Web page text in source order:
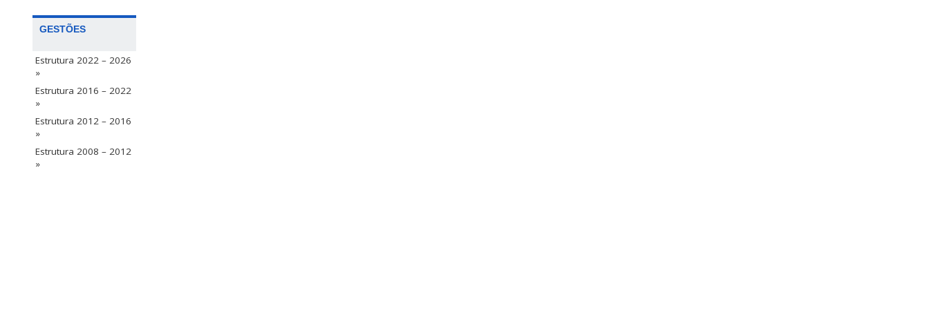
GESTÕES
Estrutura 2022 – 2026
»
Estrutura 2016 – 2022
»
Estrutura 2012 – 2016
»
Estrutura 2008 – 2012
»